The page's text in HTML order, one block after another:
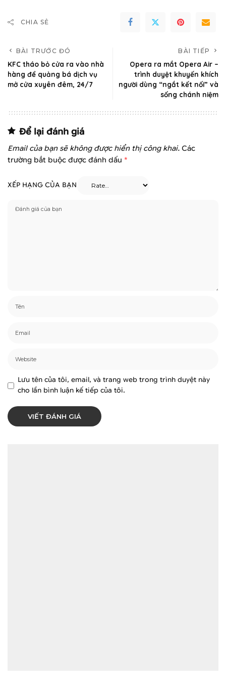
CHIA SẺ
BÀI TRƯỚC ĐÓ
KFC tháo bỏ cửa ra vào nhà
hàng để quảng bá dịch vụ
mở cửa xuyên đêm, 24/7
BÀI TIẾP
Opera ra mắt Opera Air –
trình duyệt khuyến khích
người dùng “ngắt kết nối” và
sống chánh niệm
Để lại đánh giá
Email của bạn sẽ không được hiển thị công khai. Các
trường bắt buộc được đánh dấu *
XẾP HẠNG CỦA BẠN
Lưu tên của tôi, email, và trang web trong trình duyệt này
cho lần bình luận kế tiếp của tôi.